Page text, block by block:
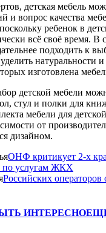
детская мебель
и вопрос качества
ребенок в
всё своё время. В
подходить к
натуральности и
изготовлена
детской мебели
стул и полки для
мебели для
от
дизайном.
ОНФ критикует 2-х
по услугам ЖКХ
Российских операторов
ИНТЕРЕСНО